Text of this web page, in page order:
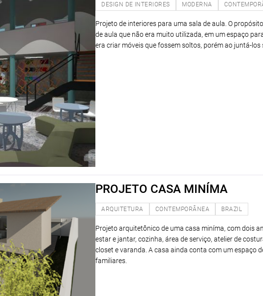
DESIGN DE INTERIORES MODERNA
Projeto de interiores para uma sala de aula. O
de aula que não era muito utilizada, em um espaço
era criar móveis que fossem soltos, porém ao juntá-los
PROJETO CASA MINÍMA
ARQUITETURA CONTEMPORÂNEA BRAZIL
Projeto arquitetônico de uma casa miníma, com dois
estar e jantar, cozinha, área de serviço, atelier de
closet e varanda. A casa ainda conta com um espaço
familiares.